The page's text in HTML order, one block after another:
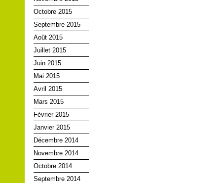
Octobre 2015
Septembre 2015
Août 2015
Juillet 2015
Juin 2015
Mai 2015
Avril 2015
Mars 2015
Février 2015
Janvier 2015
Décembre 2014
Novembre 2014
Octobre 2014
Septembre 2014